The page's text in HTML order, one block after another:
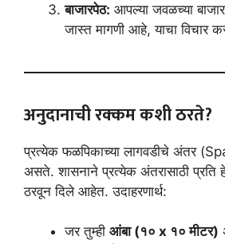
बाजारपेठ: आपल्या जवळच्या
जास्त मागणी आहे, याचा विचार
अनुदानाची रक्कम कशी ठरते?
प्रत्येक फळपिकाच्या लागवडीचे अंतर
असते. शासनाने प्रत्येक अंतरासाठी प्रति
ठरवून दिले आहेत. उदाहरणार्थ:
जर तुम्ही आंबा (१० x १० मीटर)